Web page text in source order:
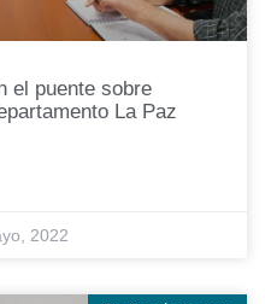
el puente sobre
La Paz
2022